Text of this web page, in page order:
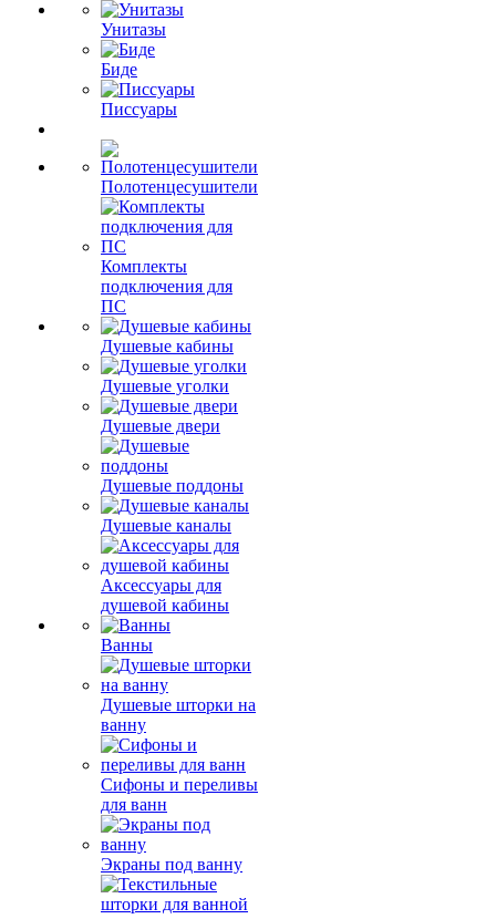
Унитазы
Биде
Писсуары
Полотенцесушители
Комплекты
подключения для
ПС
Душевые кабины
Душевые уголки
Душевые двери
Душевые поддоны
Душевые каналы
Аксессуары для
душевой кабины
Ванны
Душевые шторки на
ванну
Сифоны и переливы
для ванн
Экраны под ванну